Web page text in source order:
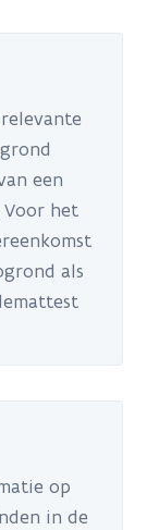
een
het
als
op
in de